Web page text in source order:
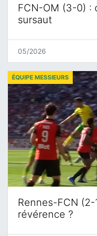
FCN-OM (3-0) :
sursaut
05/2026
Rennes-FCN (2-
révérence ?
ÉQUIPE MESSIEURS